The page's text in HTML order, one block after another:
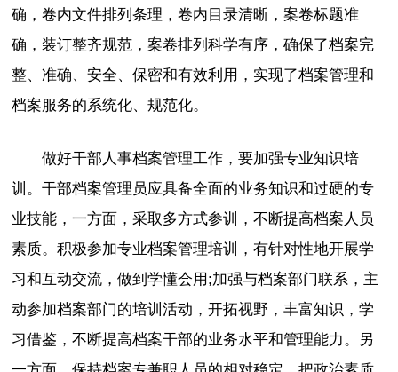
确，卷内文件排列条理，卷内目录清晰，案卷标题准
确，装订整齐规范，案卷排列科学有序，确保了档案完
整、准确、安全、保密和有效利用，实现了档案管理和
档案服务的系统化、规范化。
做好干部人事档案管理工作，要加强专业知识培
训。干部档案管理员应具备全面的业务知识和过硬的专
业技能，一方面，采取多方式参训，不断提高档案人员
素质。积极参加专业档案管理培训，有针对性地开展学
习和互动交流，做到学懂会用;加强与档案部门联系，主
动参加档案部门的培训活动，开拓视野，丰富知识，学
习借鉴，不断提高档案干部的业务水平和管理能力。另